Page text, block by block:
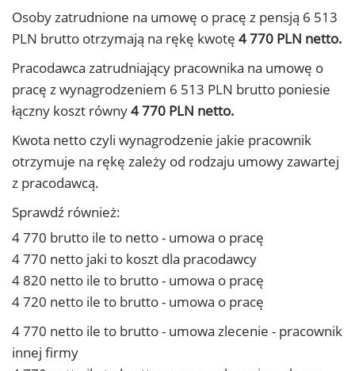
Osoby zatrudnione na umowę o pracę z pensją 6 513
PLN brutto otrzymają na rękę kwotę 4 770 PLN netto.
Pracodawca zatrudniający pracownika na umowę o
pracę z wynagrodzeniem 6 513 PLN brutto poniesie
łączny koszt równy4 770 PLN netto.
Kwota netto czyli wynagrodzenie jakie pracownik
otrzymuje na rękę zależy od rodzaju umowy zawartej
z pracodawcą.
Sprawdź również:
4 770 brutto ile to netto - umowa o pracę
4 770 netto jaki to koszt dla pracodawcy
4 820 netto ile to brutto - umowa o pracę
4 720 netto ile to brutto - umowa o pracę
4 770 netto ile to brutto - umowa zlecenie - pracownik
innej firmy